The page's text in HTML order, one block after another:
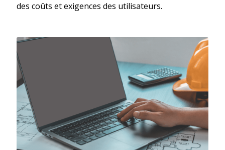
des coûts et exigences des utilisateurs.